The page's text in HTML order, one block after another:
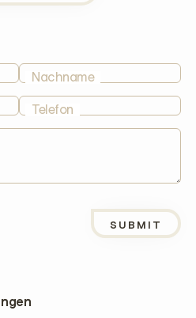
Nachname
Telefon